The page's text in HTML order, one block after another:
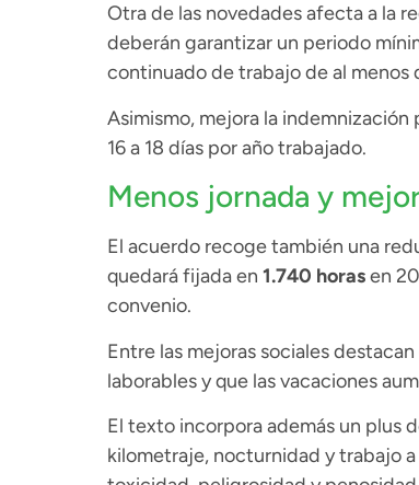
Otra de las novedades afecta a la
deberán garantizar un periodo
continuado de trabajo de al menos
Asimismo, mejora la
16 a 18 días por año trabajado.
Menos jornada y
El acuerdo recoge también una
quedará fijada en 1.740 horasen
convenio.
Entre las mejoras sociales
laborables y que las vacaciones
El texto incorpora además un plus
kilometraje, nocturnidad y trabajo